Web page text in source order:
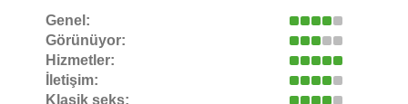
Genel:
Görünüyor:
Hizmetler:
İletişim:
Klasik seks: